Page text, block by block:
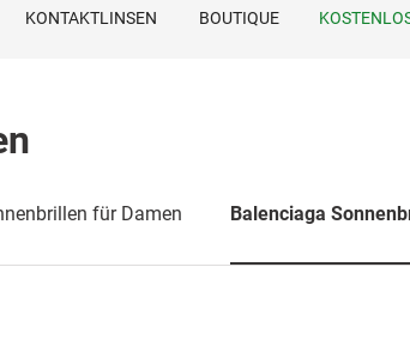
KONTAKTLINSEN BOUTIQUE
für Damen Balenciaga